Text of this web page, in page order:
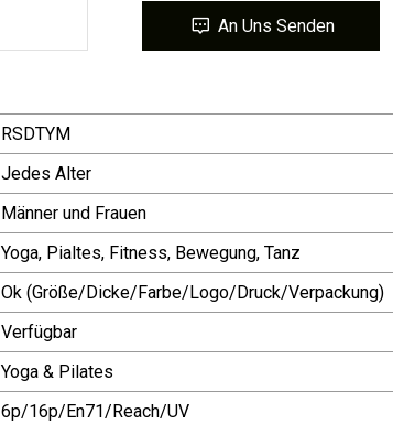
An Uns Senden
RSDTYM
Jedes Alter
Männer und Frauen
Yoga, Pialtes, Fitness, Bewegung, Tanz
Ok (Größe/Dicke/Farbe/Logo/Druck/Verpackung)
Verfügbar
Yoga & Pilates
6p/16p/En71/Reach/UV